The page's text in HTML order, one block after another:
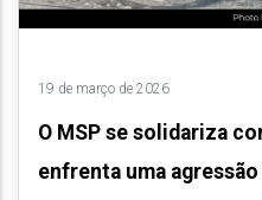
19 de março de 2026
O MSP se solidariza
enfrenta uma